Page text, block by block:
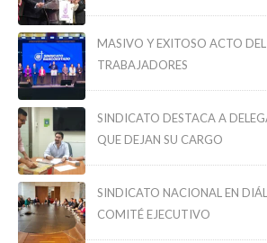
MASIVO Y EXITOSO ACTO
TRABAJADORES
SINDICATO DESTACA A
QUE DEJAN SU CARGO
SINDICATO NACIONAL EN
COMITÉ EJECUTIVO